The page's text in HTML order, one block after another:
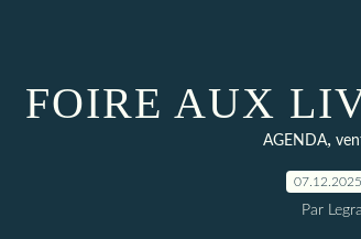
FOIRE AUX
AGENDA,
07.12.2025
Par